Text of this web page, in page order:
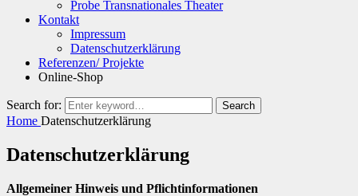
Probe Transnationales Theater
Kontakt
Impressum
Datenschutzerklärung
Referenzen/ Projekte
Online-Shop
Search for: Search
Home Datenschutzerklärung
Datenschutzerklärung
Allgemeiner Hinweis und Pflichtinformationen